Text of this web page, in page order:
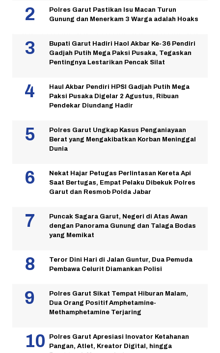
Polres Garut Pastikan Isu Macan Turun
Gunung dan Menerkam 3 Warga adalah Hoaks
Bupati Garut Hadiri Haol Akbar Ke-36 Pendiri
Gadjah Putih Mega Paksi Pusaka, Tegaskan
Pentingnya Lestarikan Pencak Silat
Haul Akbar Pendiri HPSI Gadjah Putih Mega
Paksi Pusaka Digelar 2 Agustus, Ribuan
Pendekar Diundang Hadir
Polres Garut Ungkap Kasus Penganiayaan
Berat yang Mengakibatkan Korban Meninggal
Dunia
Nekat Hajar Petugas Perlintasan Kereta Api
Saat Bertugas, Empat Pelaku Dibekuk Polres
Garut dan Resmob Polda Jabar
Puncak Sagara Garut, Negeri di Atas Awan
dengan Panorama Gunung dan Talaga Bodas
yang Memikat
Teror Dini Hari di Jalan Guntur, Dua Pemuda
Pembawa Celurit Diamankan Polisi
Polres Garut Sikat Tempat Hiburan Malam,
Dua Orang Positif Amphetamine-
Methamphetamine Terjaring
Polres Garut Apresiasi Inovator Ketahanan
Pangan, Atlet, Kreator Digital, hingga